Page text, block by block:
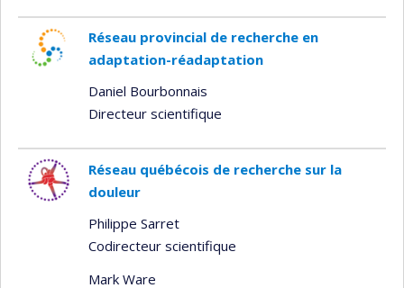
Réseau provincial de recherche en
adaptation-réadaptation
Daniel Bourbonnais
Directeur scientifique
Réseau québécois de recherche sur la
douleur
Philippe Sarret
Codirecteur scientifique
Mark Ware